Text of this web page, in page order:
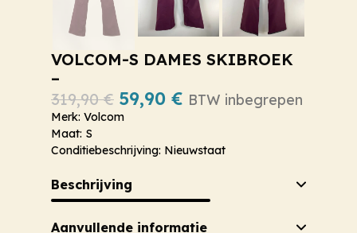
VOLCOM-S DAMES SKIBROEK
–
319,90€ 59,90 € BTW inbegrepen
Merk: Volcom
Maat: S
Conditiebeschrijving: Nieuwstaat
Beschrijving
Aanvullende informatie